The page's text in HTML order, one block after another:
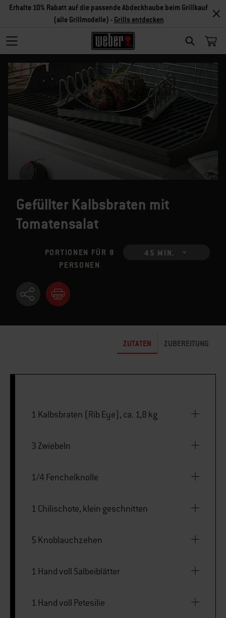
SEARCH
Erhalte 10% Rabatt auf die passende Abdeckhaube beim Grillkauf
(alle Grillmodelle) - Grills entdecken
Gefüllter Kalbsbraten mit
Tomatensalat
PORTIONEN FÜR 8
PERSONEN
45 MIN.
ZUTATEN ZUBEREITUNG
1 Kalbsbraten (Rib Eye), ca. 1,8 kg
3 Zwiebeln
1/4 Fenchelknolle
1 Chilischote, klein geschnitten
5 Knoblauchzehen
1 Hand voll Salbeiblätter
1 Hand voll Petesilie